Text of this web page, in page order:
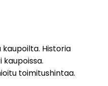
Historia
toimitushintaa.